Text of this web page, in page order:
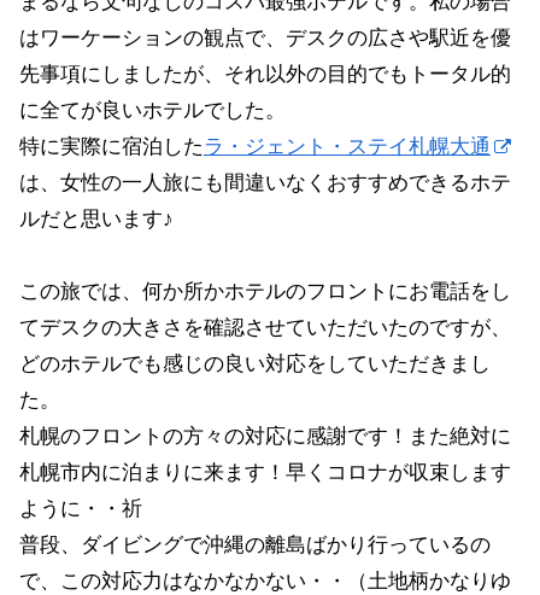
はワーケーションの観点で、デスクの広さや駅近を優
先事項にしましたが、それ以外の目的でもトータル的
に全てが良いホテルでした。
特に実際に宿泊したラ・ジェント・ステイ札幌大通
は、女性の一人旅にも間違いなくおすすめできるホテ
ルだと思います♪
この旅では、何か所かホテルのフロントにお電話をし
てデスクの大きさを確認させていただいたのですが、
どのホテルでも感じの良い対応をしていただきまし
た。
札幌のフロントの方々の対応に感謝です！また絶対に
札幌市内に泊まりに来ます！早くコロナが収束します
ように・・祈
普段、ダイビングで沖縄の離島ばかり行っているの
で、この対応力はなかなかない・・（土地柄かなりゆ